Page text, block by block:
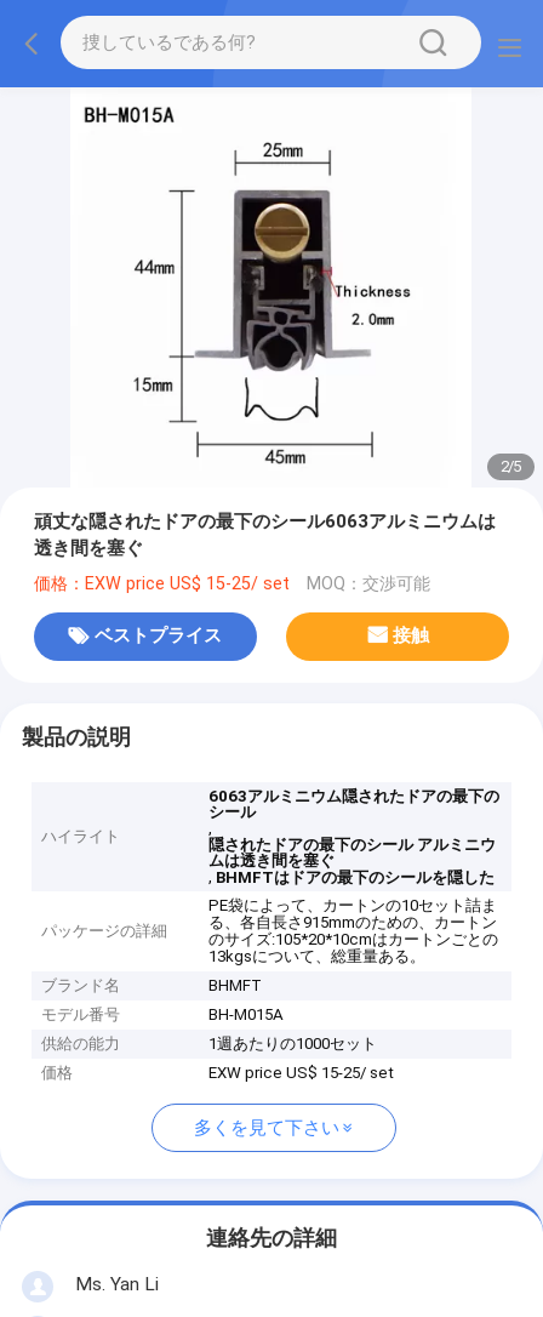
2/5
頑丈な隠されたドアの最下のシール6063アルミニウムは
透き間を塞ぐ
価格：EXW price US$ 15-25/ set MOQ：交渉可能
ベストプライス 接触
製品の説明
ハイライト
6063アルミニウム隠されたドアの最下の
シール
,
隠されたドアの最下のシール アルミニウ
ムは透き間を塞ぐ
, BHMFTはドアの最下のシールを隠した
パッケージの詳細
PE袋によって、カートンの10セット詰ま
る、各自長さ915mmのための、カートン
のサイズ:105*20*10cmはカートンごとの
13kgsについて、総重量ある。
ブランド名
BHMFT
モデル番号
BH-M015A
供給の能力
1週あたりの1000セット
価格
EXW price US$ 15-25/ set
多くを見て下さい
連絡先の詳細
Ms. Yan Li